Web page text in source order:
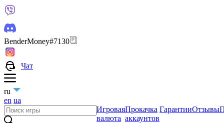
BenderMoney#7130
Чат
ru
en ua
Игровая
валюта
Прокачка
аккаунтов
ГарантииОтзывы